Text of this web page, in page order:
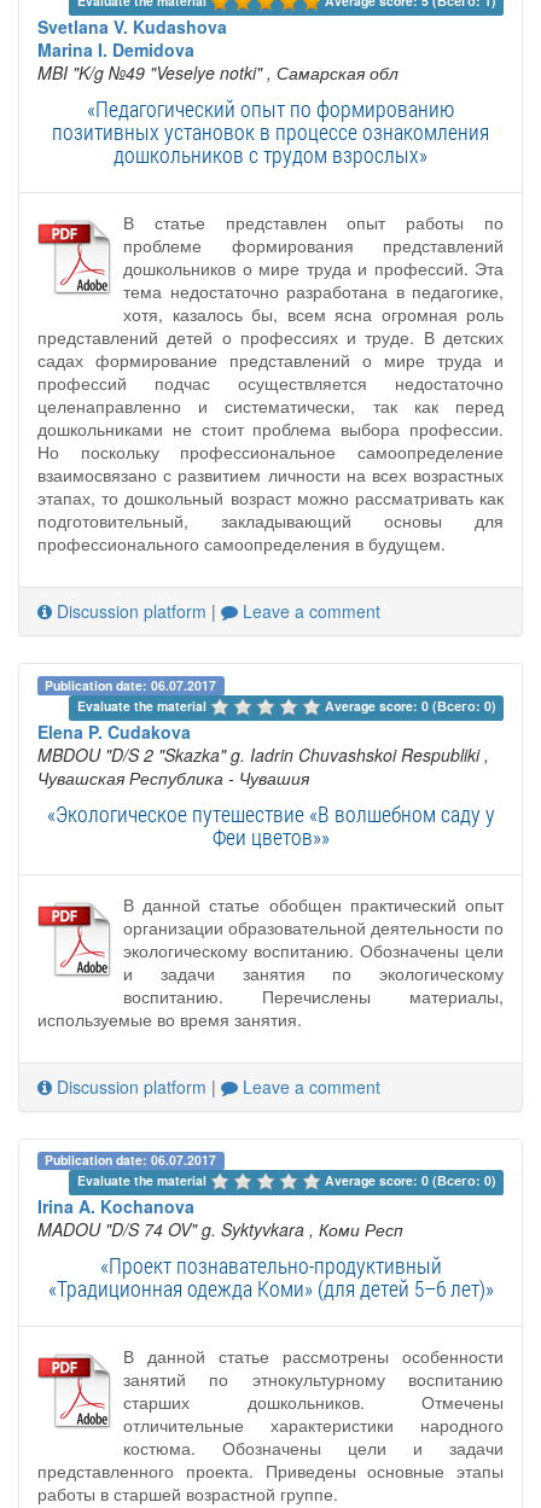
Svetlana V. Kudashova
Marina I. Demidova
MBI "K/g №49 "Veselye notki" , Самарская обл
«Педагогический опыт по формированию
позитивных установок в процессе ознакомления
дошкольников с трудом взрослых»
В статье представлен опыт работы по
проблеме формирования представлений
дошкольников о мире труда и профессий. Эта
тема недостаточно разработана в педагогике,
хотя, казалось бы, всем ясна огромная роль
представлений детей о профессиях и труде. В детских
садах формирование представлений о мире труда и
профессий подчас осуществляется недостаточно
целенаправленно и систематически, так как перед
дошкольниками не стоит проблема выбора профессии.
Но поскольку профессиональное самоопределение
взаимосвязано с развитием личности на всех возрастных
этапах, то дошкольный возраст можно рассматривать как
подготовительный, закладывающий основы для
профессионального самоопределения в будущем.
Discussion platform | Leave a comment
Publication date: 06.07.2017
Evaluate the material
Average score: 0 (Всего: 0)
Elena P. Cudakova
MBDOU "D/S 2 "Skazka" g. Iadrin Chuvashskoi Respubliki ,
Чувашская Республика - Чувашия
«Экологическое путешествие «В волшебном саду у
Феи цветов»»
В данной статье обобщен практический опыт
организации образовательной деятельности по
экологическому воспитанию. Обозначены цели
и задачи занятия по экологическому
воспитанию. Перечислены материалы,
используемые во время занятия.
Discussion platform | Leave a comment
Publication date: 06.07.2017
Evaluate the material
Average score: 0 (Всего: 0)
Irina A. Kochanova
MADOU "D/S 74 OV" g. Syktyvkara , Коми Респ
«Проект познавательно-продуктивный
«Традиционная одежда Коми» (для детей 5–6 лет)»
В данной статье рассмотрены особенности
занятий по этнокультурному воспитанию
старших дошкольников. Отмечены
отличительные характеристики народного
костюма. Обозначены цели и задачи
представленного проекта. Приведены основные этапы
работы в старшей возрастной группе.